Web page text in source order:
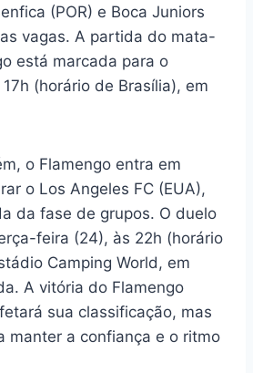
(POR) e Boca Juniors
vagas. A partida do mata-
está marcada para o
(horário de Brasília), em
o Flamengo entra em
o Los Angeles FC (EUA),
da fase de grupos. O duelo
feira (24), às 22h (horário
Camping World, em
A vitória do Flamengo
sua classificação, mas
manter a confiança e o ritmo